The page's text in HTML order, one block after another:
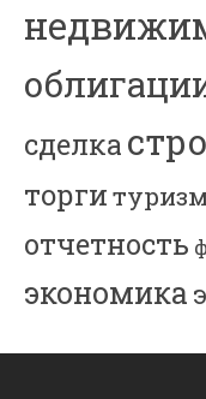
сделка
торгитуризм
отчетность
экономика